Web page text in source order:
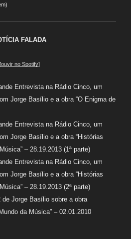
FALADA
[ouvir no Spotify]
Entrevista na Rádio Cinco, um
Jorge Basílio e a obra “O Enigma de
Entrevista na Rádio Cinco, um
Jorge Basílio e a obra “Histórias
– 28.19.2013 (1ª parte)
Entrevista na Rádio Cinco, um
Jorge Basílio e a obra “Histórias
– 28.19.2013 (2ª parte)
Jorge Basílio sobre a obra
da Música” – 02.01.2010